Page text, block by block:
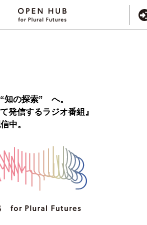
の探索” へ。
発信するラジオ番組』
中。